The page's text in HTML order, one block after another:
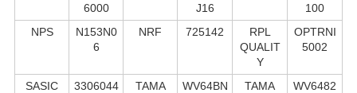
6000
J16
100
NPS
N153N0
6
NRF 725142
RPL
QUALIT
Y
OPTRNI
5002
SASIC 3306044 TAMA
WV64BN
TAMA
WV6482